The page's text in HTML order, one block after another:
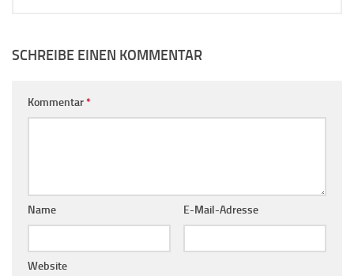
SCHREIBE EINEN KOMMENTAR
Kommentar*
Name E-Mail-Adresse
Website